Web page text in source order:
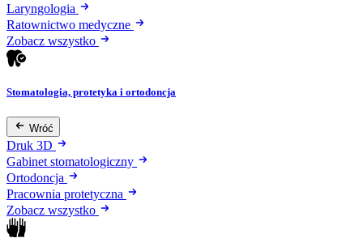
Laryngologia
Ratownictwo medyczne
Zobacz wszystko
Stomatologia, protetyka i ortodoncja
Wróć
Druk 3D
Gabinet stomatologiczny
Ortodoncja
Pracownia protetyczna
Zobacz wszystko